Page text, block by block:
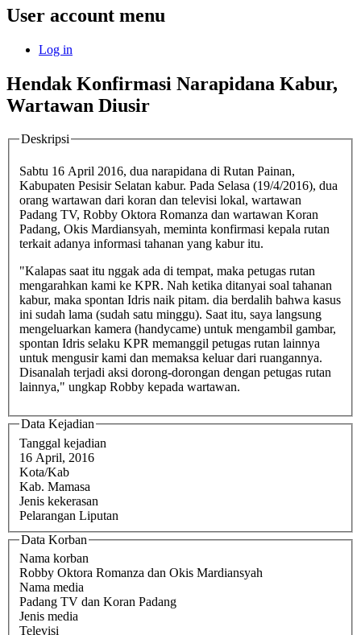
User account menu
Log in
Hendak Konfirmasi Narapidana Kabur,
Wartawan Diusir
Deskripsi
Sabtu 16 April 2016, dua narapidana di Rutan Painan,
Kabupaten Pesisir Selatan kabur. Pada Selasa (19/4/2016), dua
orang wartawan dari koran dan televisi lokal, wartawan
Padang TV, Robby Oktora Romanza dan wartawan Koran
Padang, Okis Mardiansyah, meminta konfirmasi kepala rutan
terkait adanya informasi tahanan yang kabur itu.
"Kalapas saat itu nggak ada di tempat, maka petugas rutan
mengarahkan kami ke KPR. Nah ketika ditanyai soal tahanan
kabur, maka spontan Idris naik pitam. dia berdalih bahwa kasus
ini sudah lama (sudah satu minggu). Saat itu, saya langsung
mengeluarkan kamera (handycame) untuk mengambil gambar,
spontan Idris selaku KPR memanggil petugas rutan lainnya
untuk mengusir kami dan memaksa keluar dari ruangannya.
Disanalah terjadi aksi dorong-dorongan dengan petugas rutan
lainnya," ungkap Robby kepada wartawan.
Data Kejadian
Tanggal kejadian
16 April, 2016
Kota/Kab
Kab. Mamasa
Jenis kekerasan
Pelarangan Liputan
Data Korban
Nama korban
Robby Oktora Romanza dan Okis Mardiansyah
Nama media
Padang TV dan Koran Padang
Jenis media
Televisi